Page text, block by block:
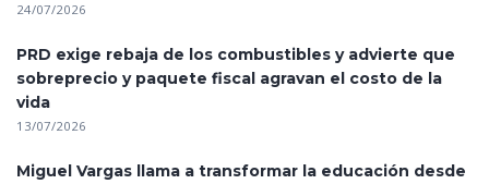
24/07/2026
PRD exige rebaja de los combustibles y advierte que
sobreprecio y paquete fiscal agravan el costo de la
vida
13/07/2026
Miguel Vargas llama a transformar la educación desde